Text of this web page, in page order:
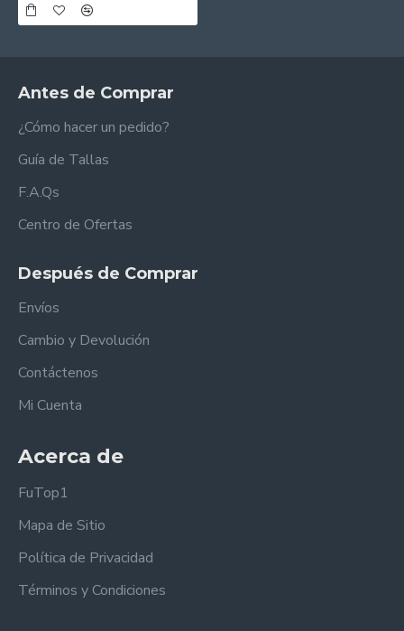
Antes de Comprar
¿Cómo hacer un pedido?
Guía de Tallas
F.A.Qs
Centro de Ofertas
Después de Comprar
Envíos
Cambio y Devolución
Contáctenos
Mi Cuenta
Acerca de
FuTop1
Mapa de Sitio
Política de Privacidad
Términos y Condiciones